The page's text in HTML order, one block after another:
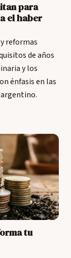
para
el haber
reformas
de años
y los
énfasis en las
tu